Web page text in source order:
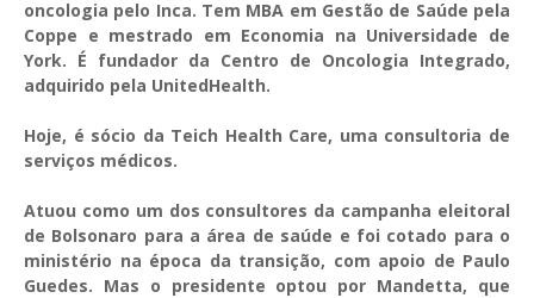
oncologia pelo Inca. Tem MBA em Gestão de Saúde pela
Coppe e mestrado em Economia na Universidade de
York. É fundador da Centro de Oncologia Integrado,
adquirido pela UnitedHealth.
Hoje, é sócio da Teich Health Care, uma consultoria de
serviços médicos.
Atuou como um dos consultores da campanha eleitoral
de Bolsonaro para a área de saúde e foi cotado para o
ministério na época da transição, com apoio de Paulo
Guedes. Mas o presidente optou por Mandetta, que